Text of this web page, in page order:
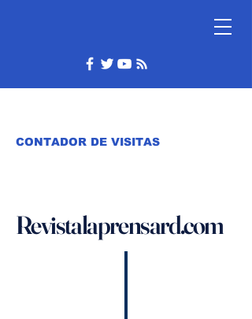
CONTADOR DE VISITAS
Revistalaprensard.com